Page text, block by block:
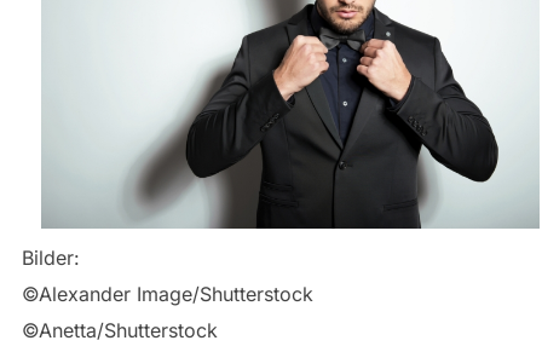
Bilder:
©Alexander Image/Shutterstock
©Anetta/Shutterstock